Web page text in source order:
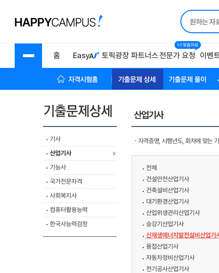
홈 Easy 토픽광장 파트너스전문가 요청
1:1 맞춤자료
이벤
자격시험 홈 기출문제상세 기출문제풀이
기사
산업기사
기능사
국가전문자격
사회복지사
컴퓨터활용능력
한국사능력검정
산업기사
자격증명, 시행년도, 회차에 맞는
전체
건설안전산업기사
건축설비산업기사
대기환경산업기사
산업위생관리산업기사
승강기산업기사
신재생에너지발전설비산업기
용접산업기사
자동차정비산업기사
전기공사산업기사